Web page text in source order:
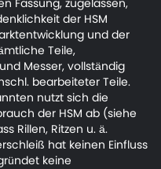
Fassung, zugelassen,
der HSM
und der
Teile,
Messer, vollständig
bearbeiteter Teile.
nutzt sich die
der HSM ab (siehe
Rillen, Ritzen u. ä.
hat keinen Einfluss
keine